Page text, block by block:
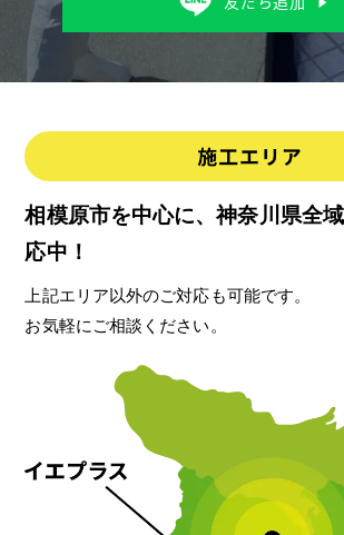
相模原市を中心に、神奈川県全
応中！
上記エリア以外のご対応も可能です。
お気軽にご相談ください。